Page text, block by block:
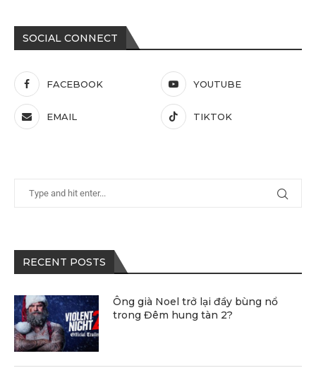
SOCIAL CONNECT
FACEBOOK YOUTUBE
EMAIL TIKTOK
RECENT POSTS
Ông già Noel trở lại đầy bùng nổ
trong Đêm hung tàn 2?